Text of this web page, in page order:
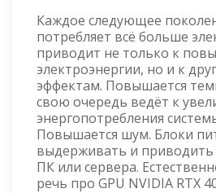
Каждое следующее
потребляет всё больше
приводит не только к
электроэнергии, но и к
эффектам. Повышается
свою очередь ведёт к
энергопотребления
Повышается шум. Блоки
выдерживать и приводить
ПК или сервера.
речь про GPU NVIDIA RTX